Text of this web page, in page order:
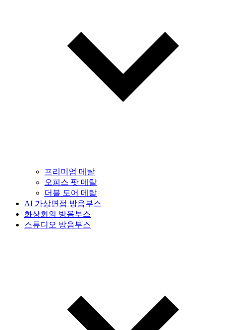
프리미엄 메탈
오피스 팟 메탈
더블 도어 메탈
AI 가상면접 방음부스
화상회의 방음부스
스튜디오 방음부스